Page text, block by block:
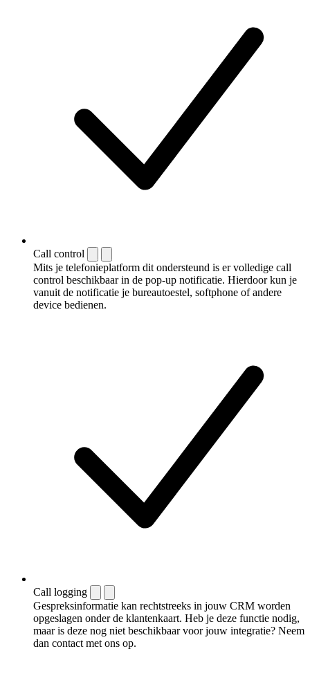
Call control
Mits je telefonieplatform dit ondersteund is er volledige call
control beschikbaar in de pop-up notificatie. Hierdoor kun je
vanuit de notificatie je bureautoestel, softphone of andere
device bedienen.
Call logging
Gespreksinformatie kan rechtstreeks in jouw CRM worden
opgeslagen onder de klantenkaart. Heb je deze functie nodig,
maar is deze nog niet beschikbaar voor jouw integratie? Neem
dan contact met ons op.